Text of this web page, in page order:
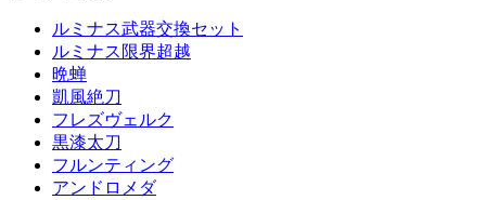
ルミナス武器交換セット
ルミナス限界超越
晩蝉
凱風絶刀
フレズヴェルク
黒漆太刀
フルンティング
アンドロメダ